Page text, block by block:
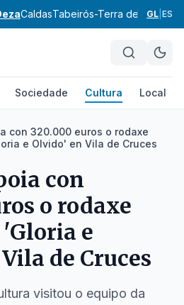
CaldasTabeirós-Terra de Montes
GL ES
Sociedade Cultura Local
con 320.000 euros o rodaxe
e Olvido' en Vila de Cruces
con
o rodaxe
e
de Cruces
visitou o equipo da